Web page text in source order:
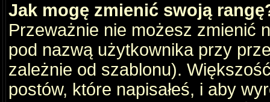
Jak mogę zmienić swoją
Przeważnie nie możesz zmienić
pod nazwą użytkownika przy
zależnie od szablonu).
postów, które napisałeś, i aby